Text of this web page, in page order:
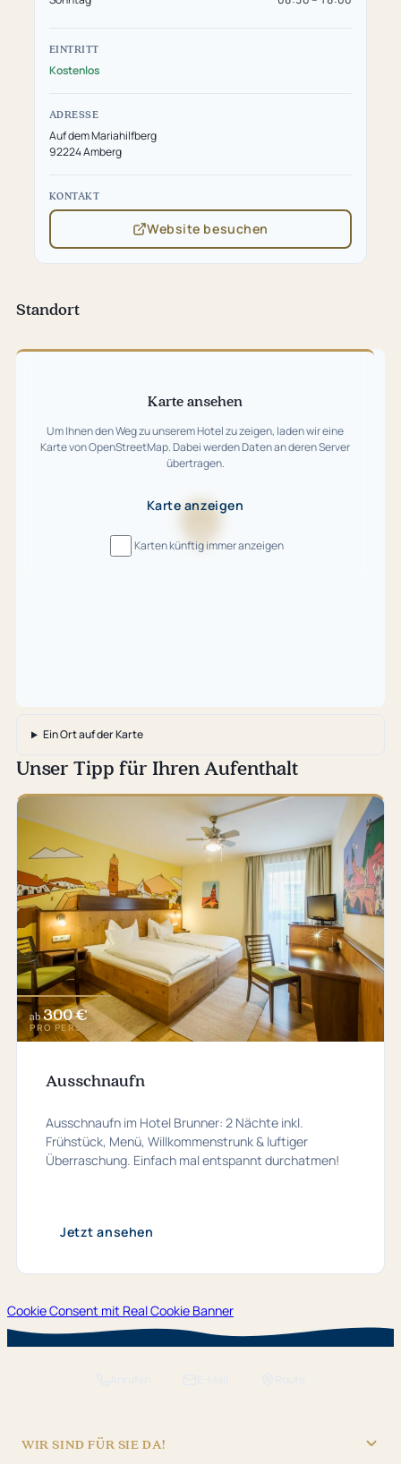
EINTRITT
Kostenlos
ADRESSE
Auf dem Mariahilfberg
92224 Amberg
KONTAKT
Website besuchen
(öffnet
in
Standort
Karte
Karte ansehen
Um Ihnen den Weg zu unserem Hotel zu zeigen, laden wir eine
Karte von OpenStreetMap. Dabei werden Daten an deren Server
übertragen.
Karte anzeigen
Karten künftig immer anzeigen
wird
Ein Ort auf der Karte
Unser Tipp für Ihren Aufenthalt
ab 300 €
PRO PERSON
Ausschnaufn
Ausschnaufn im Hotel Brunner: 2 Nächte inkl.
Frühstück, Menü, Willkommenstrunk & luftiger
Überraschung. Einfach mal entspannt durchatmen!
Jetzt ansehen
Cookie Consent mit Real Cookie Banner
WIR SIND FÜR SIE DA!